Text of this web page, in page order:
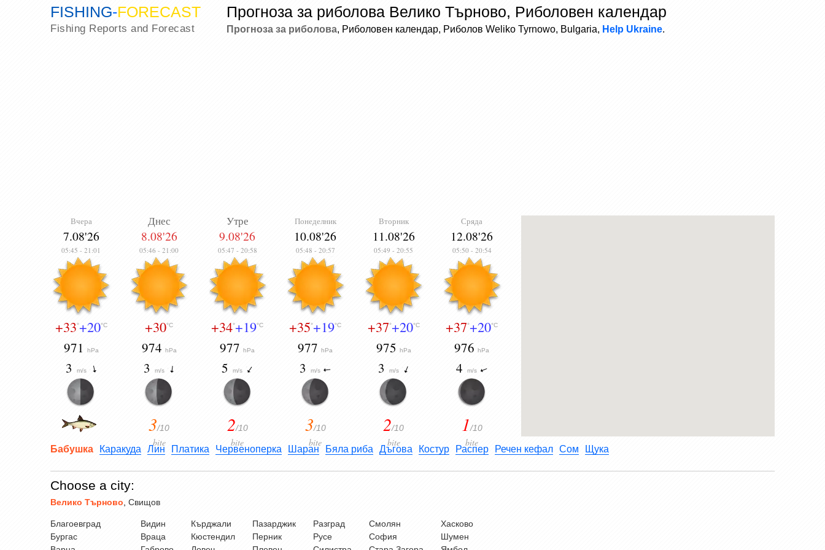
FISHING-FORECAST
Fishing Reports and Forecast
Прогноза за риболова Велико Търново, Риболовен календар
Прогноза за риболова, Риболовен календар, Риболов Weliko Tyrnowo, Bulgaria, Help Ukraine.
Вчера
7.08'26
05:45 - 21:01
+33°+20°C
971 hPa
3 m/s
Днес
8.08'26
05:46 -21:00
+30°C
974 hPa
3 m/s
3/10
bite
Утре
9.08'26
05:47 - 20:58
+34°+19°C
977hPa
5 m/s
2/10
bite
Понеделник
10.08'26
05:48 - 20:57
+35°+19°C
977hPa
3 m/s
3/10
bite
Вторник
11.08'26
05:49 -20:55
+37°+20°C
975 hPa
3 m/s
2/10
bite
Сряда
12.08'26
05:50- 20:54
+37°+20°C
976hPa
4 m/s
1/10
bite
Бабушка Каракуда Лин Платика Червеноперка Шаран Бяла риба Дъгова Костур Распер Речен кефал Сом Щука
Choose a city:
Велико Търново Свищов
Благоевград
Бургас
Видин
Враца
Кърджали
Кюстендил
Пазарджик
Перник
Разград
Русе
Смолян
София
Хасково
Шумен